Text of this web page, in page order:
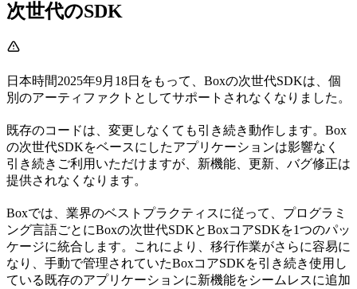
次世代のSDK
日本時間2025年9月18日をもって、Boxの次世代SDKは、個
別のアーティファクトとしてサポートされなくなりました。
既存のコードは、変更しなくても引き続き動作します。Box
の次世代SDKをベースにしたアプリケーションは影響なく
引き続きご利用いただけますが、新機能、更新、バグ修正は
提供されなくなります。
Boxでは、業界のベストプラクティスに従って、プログラミ
ング言語ごとにBoxの次世代SDKとBoxコアSDKを1つのパッ
ケージに統合します。これにより、移行作業がさらに容易に
なり、手動で管理されていたBoxコアSDKを引き続き使用し
ている既存のアプリケーションに新機能をシームレスに追加